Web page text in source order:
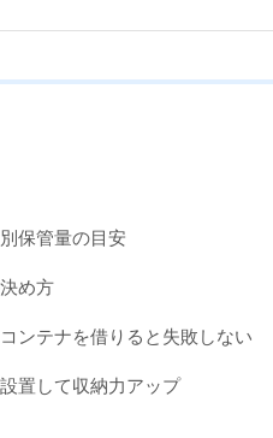
保管量の目安
め方
ンテナを借りると失敗しない
置して収納力アップ